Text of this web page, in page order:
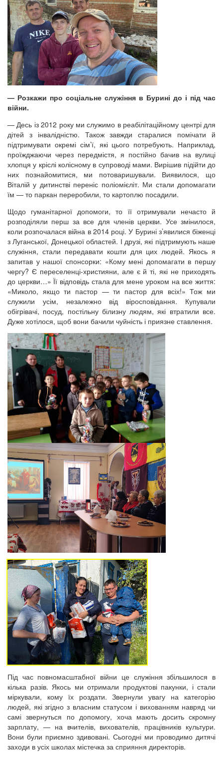
— Розкажи про соціальне служіння в Бурині до і під час
війни.
— Десь із 2012 року ми служимо в реабілітаційному центрі для
дітей з інвалідністю. Також завжди старалися помічати й
підтримувати окремі сім’ї, які цього потребують. Наприклад,
проїжджаючи через передмістя, я постійно бачив на вулиці
хлопця у кріслі колісному в супроводі мами. Вирішив підійти до
них познайомитися, ми потоваришували. Виявилося, що
Віталій у дитинстві переніс поліомієліт. Ми стали допомагати
їм — то паркан переробили, то картоплю посадили.
Щодо гуманітарної допомоги, то її отримували нечасто й
розподіляли перш за все для членів церкви. Усе змінилося,
коли розпочалася війна в 2014 році. У Бурині з’явилися біженці
з Луганської, Донецької областей. І друзі, які підтримують наше
служіння, стали передавати кошти для цих людей. Якось я
запитав у нашої спонсорки: «Кому мені допомагати в першу
чергу? Є переселенці-християни, але є й ті, які не приходять
до церкви…» Її відповідь стала для мене уроком на все життя:
«Миколо, якщо ти пастор — ти пастор для всіх!» Тож ми
служили усім, незалежно від віросповідання. Купували
обігрівачі, посуд, постільну білизну людям, які втратили все.
Дуже хотілося, щоб вони бачили чуйність і приязне ставлення.
Під час повномасштабної війни це служіння збільшилося в
кілька разів. Якось ми отримали продуктові пакунки, і стали
міркували, кому їх роздати. Звернули увагу на категорію
людей, які згідно з власним статусом і вихованням навряд чи
самі звернуться по допомогу, хоча мають досить скромну
зарплату, — на вчителів, вихователів, працівників культури.
Вони були приємно здивовані. Сьогодні ми проводимо дитячі
заходи в усіх школах містечка за сприяння директорів.